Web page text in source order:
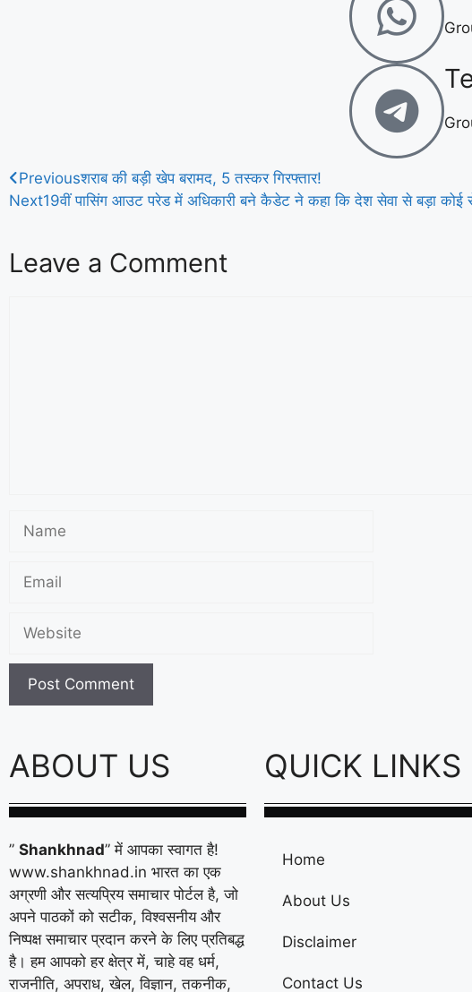
Previousशराब की बड़ी खेप बरामद, 5 तस्कर गिरफ्तार!
Next19वीं पासिंग आउट परेड में अधिकारी बने कैडेट ने कहा कि देश सेवा से बड़ा कोई
Leave a Comment
ABOUT US
” Shankhnad” में आपका स्वागत है!
www.shankhnad.in भारत का एक
अग्रणी और सत्यप्रिय समाचार पोर्टल है, जो
अपने पाठकों को सटीक, विश्वसनीय और
निष्पक्ष समाचार प्रदान करने के लिए प्रतिबद्ध
है। हम आपको हर क्षेत्र में, चाहे वह धर्म,
राजनीति, अपराध, खेल, विज्ञान, तकनीक,
QUICK LINKS
Home
About Us
Disclaimer
Contact Us